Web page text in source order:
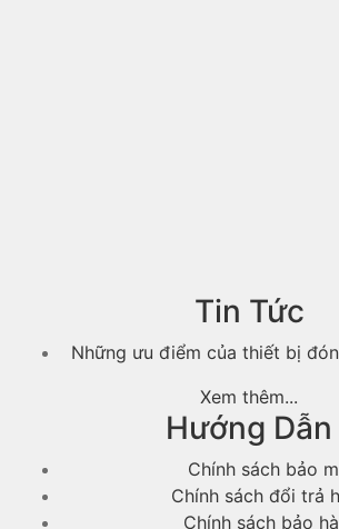
Tin Tức
Những ưu điểm của thiết bị
Xem thêm...
Hướng Dẫn
Chính sách bảo
Chính sách đổi trả
Chính sách bảo